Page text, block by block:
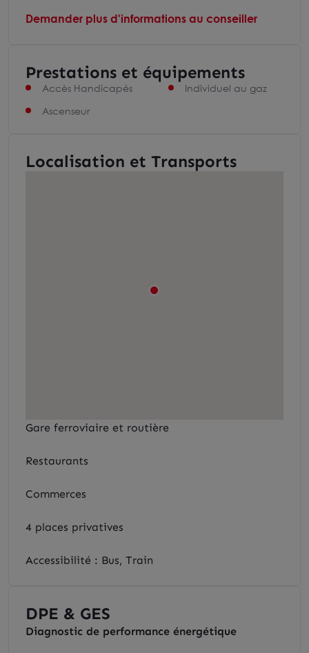
Demander plus d'informations au conseiller
Prestations et équipements
Accès Handicapés
Ascenseur
Individuel au gaz
Localisation et Transports
Gare ferroviaire et routière
Restaurants
Commerces
4 places privatives
Accessibilité : Bus, Train
DPE & GES
Diagnostic de performance énergétique